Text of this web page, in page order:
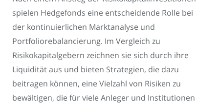
spielen Hedgefonds eine entscheidende Rolle bei
der kontinuierlichen Marktanalyse und
Portfoliorebalancierung. Im Vergleich zu
Risikokapitalgebern zeichnen sie sich durch ihre
Liquidität aus und bieten Strategien, die dazu
beitragen können, eine Vielzahl von Risiken zu
bewältigen, die für viele Anleger und Institutionen